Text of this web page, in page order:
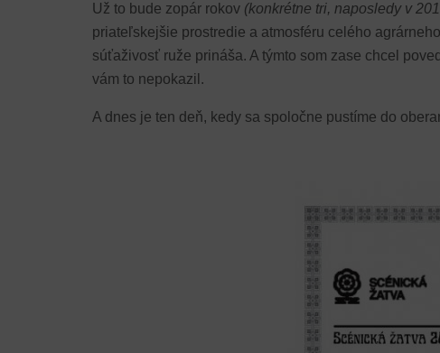
Už to bude zopár rokov (konkrétne tri, naposledy v
priateľskejšie prostredie a atmosféru celého
súťaživosť ruže prináša. A týmto som zase chcel
vám to nepokazil.
A dnes je ten deň, kedy sa spoločne pustíme do